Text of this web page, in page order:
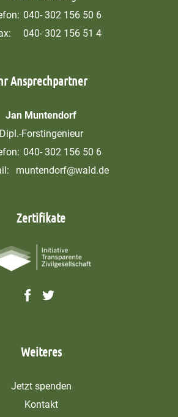
040- 302 156 50 6
040- 302 156 51 4
Ansprechpartner
Jan Muntendorf
Dipl.-Forstingenieur
040- 302 156 50 6
muntendorf@wald.de
Zertifikate
Weiteres
Jetzt spenden
Kontakt